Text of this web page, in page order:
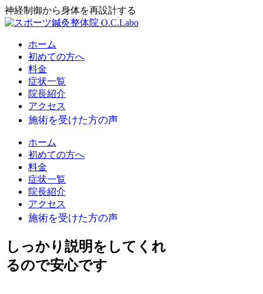
神経制御から身体を再設計する
ホーム
初めての方へ
料金
症状一覧
院長紹介
アクセス
ホーム
初めての方へ
料金
症状一覧
院長紹介
アクセス
しっかり説明をしてくれ
るので安心です